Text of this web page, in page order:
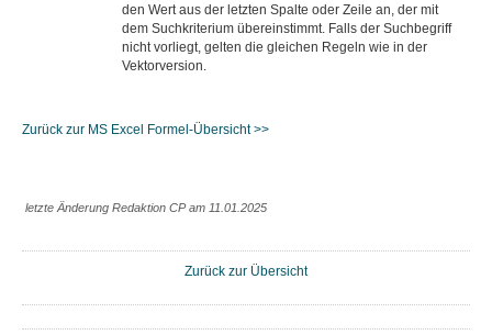
den Wert aus der letzten Spalte oder Zeile an, der mit
dem Suchkriterium übereinstimmt. Falls der Suchbegriff
nicht vorliegt, gelten die gleichen Regeln wie in der
Vektorversion.
Zurück zur MS Excel Formel-Übersicht >>
letzte Änderung Redaktion CP am 11.01.2025
Zurück zur Übersicht